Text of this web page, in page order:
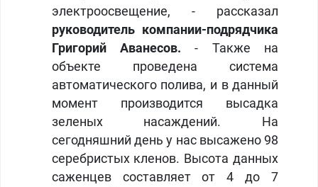
электроосвещение, - рассказал
руководитель компании-подрядчика
Григорий Аванесов. - Также на
объекте проведена система
автоматического полива, и в данный
момент производится высадка
зеленых насаждений. На
сегодняшний день у нас высажено 98
серебристых кленов. Высота данных
саженцев составляет от 4 до 7